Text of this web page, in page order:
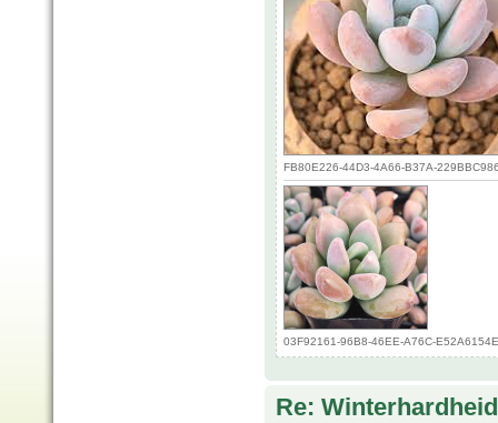
FB80E226-44D3-4A66-B37A-
03F92161-96B8-46EE-A76C-
Re: